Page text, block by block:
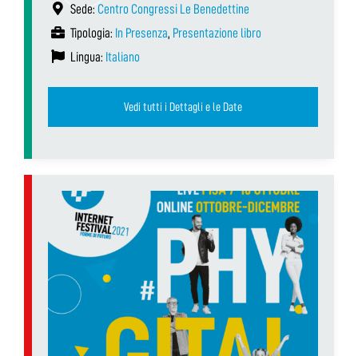
Sede: Centro Congressi Le Benedettine
Tipologia: In Presenza, Presentazione libro
Lingua: Italiano
Vedi tutti i Dettagli e le Date